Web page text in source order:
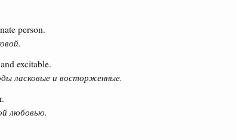
person.
excitable.
ласковые и восторженные.
любовью.